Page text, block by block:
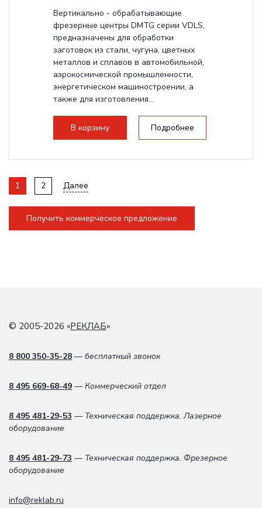
Вертикально - обрабатывающие
фрезерные центры DMTG серии VDLS,
предназначены для обработки
заготовок из стали, чугуна, цветных
металлов и сплавов в автомобильной,
аэрокосмической промышленности,
энергетическом машиностроении, а
также для изготовления...
В корзину Подробнее
1 2 Далее
Получить коммерческое предложение
© 2005-2026 «РЕКЛАБ»
8 800 350-35-28 — бесплатный звонок
8 495 669-68-49 — Коммерческий отдел
8 495 481-29-53 — Техническая поддержка. Лазерное
оборудование
8 495 481-29-73 — Техническая поддержка. Фрезерное
оборудование
info@reklab.ru